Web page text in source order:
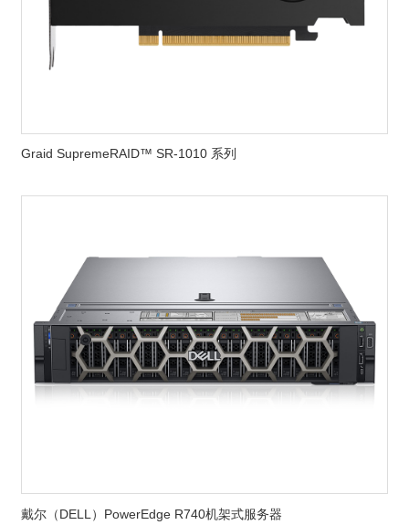
Graid SupremeRAID™ SR-1010 系列
戴尔（DELL）PowerEdge R740机架式服务器
针对您的问题立即来一次讨论？
提交预约